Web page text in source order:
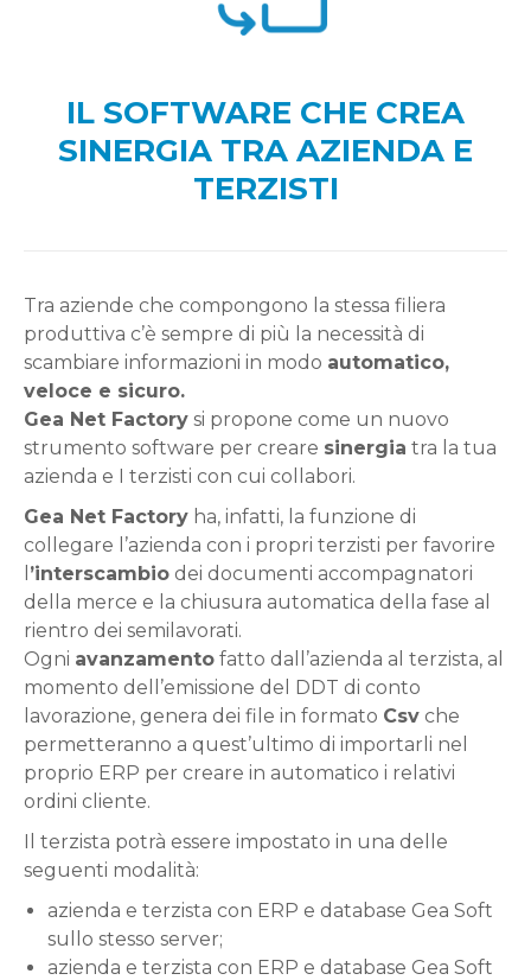
IL SOFTWARE CHE CREA
SINERGIA TRA AZIENDA E
TERZISTI
Tra aziende che compongono la stessa filiera
produttiva c’è sempre di più la necessità di
scambiare informazioni in modo automatico,
veloce e sicuro.
Gea Net Factory si propone come un nuovo
strumento software per creare sinergia tra la tua
azienda e I terzisti con cui collabori.
Gea Net Factory ha, infatti, la funzione di
collegare l’azienda con i propri terzisti per favorire
’interscambio dei documenti accompagnatori
della merce e la chiusura automatica della fase al
rientro dei semilavorati.
Ogni avanzamento fatto dall’azienda al terzista, al
momento dell’emissione del DDT di conto
lavorazione, genera dei file in formato Csv che
permetteranno a quest’ultimo di importarli nel
proprio ERP per creare in automatico i relativi
ordini cliente.
Il terzista potrà essere impostato in una delle
seguenti modalità:
azienda e terzista con ERP e database Gea Soft
sullo stesso server;
azienda e terzista con ERP e database Gea Soft